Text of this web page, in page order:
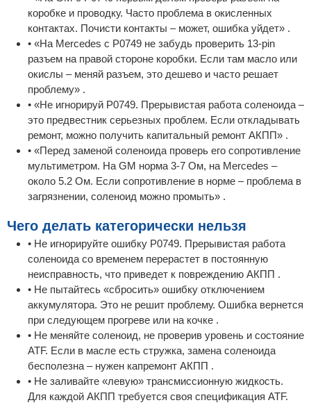
коробке и проводку. Часто проблема в окисленных
контактах. Почисти контакты – может, ошибка уйдет» .
• «На Mercedes с P0749 не забудь проверить 13-pin
разъем на правой стороне коробки. Если там масло или
окислы – меняй разъем, это дешево и часто решает
проблему» .
• «Не игнорируй P0749. Прерывистая работа соленоида –
это предвестник серьезных проблем. Если откладывать
ремонт, можно получить капитальный ремонт АКПП» .
• «Перед заменой соленоида проверь его сопротивление
мультиметром. На GM норма 3-7 Ом, на Mercedes –
около 5.2 Ом. Если сопротивление в норме – проблема в
загрязнении, соленоид можно промыть» .
Чего делать категорически нельзя
• Не игнорируйте ошибку P0749. Прерывистая работа
соленоида со временем перерастет в постоянную
неисправность, что приведет к повреждению АКПП .
• Не пытайтесь «сбросить» ошибку отключением
аккумулятора. Это не решит проблему. Ошибка вернется
при следующем прогреве или на кочке .
• Не меняйте соленоид, не проверив уровень и состояние
ATF. Если в масле есть стружка, замена соленоида
бесполезна – нужен капремонт АКПП .
• Не заливайте «левую» трансмиссионную жидкость.
Для каждой АКПП требуется своя спецификация ATF.